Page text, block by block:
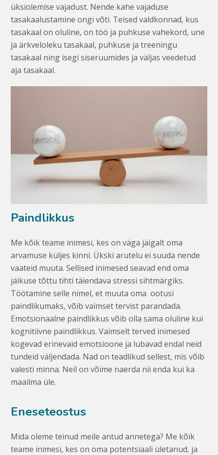
üksiolemise vajadust. Nende kahe vajaduse
tasakaalustamine ongi võti. Teised valdkonnad, kus
tasakaal on oluline, on töö ja puhkuse vahekord, une
ja ärkveloleku tasakaal, puhkuse ja treeningu
tasakaal ning isegi siseruumides ja väljas veedetud
aja tasakaal.
Paindlikkus
Me kõik teame inimesi, kes on väga jäigalt oma
arvamuse küljes kinni. Ükski arutelu ei suuda nende
vaateid muuta. Sellised inimesed seavad end oma
jäikuse tõttu tihti täiendava stressi sihtmärgiks.
Töötamine selle nimel, et muuta oma ootusi
paindlikumaks, võib vaimset tervist parandada.
Emotsionaalne paindlikkus võib olla sama oluline kui
kognitiivne paindlikkus. Vaimselt terved inimesed
kogevad erinevaid emotsioone ja lubavad endal neid
tundeid väljendada. Nad on teadlikud sellest, mis võib
valesti minna. Neil on võime naerda nii enda kui ka
maailma üle.
Eneseteostus
Mida oleme teinud meile antud annetega? Me kõik
teame inimesi, kes on oma potentsiaali ületanud, ja